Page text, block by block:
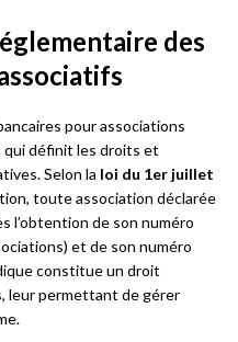
des
pour associations
qui définit les droits et
Selon la loi du 1er juillet
toute association déclarée
l’obtention de son numéro
et de son numéro
constitue un droit
leur permettant de gérer